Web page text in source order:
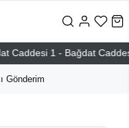
1 - Bağdat Caddesi
Gönderim